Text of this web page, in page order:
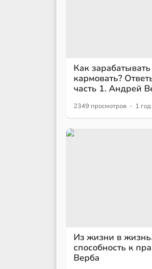
Как
кармовать?
часть 1. Андрей
2349 просмотров · 1
Из жизни в
способность к
Верба